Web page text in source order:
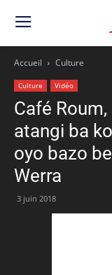
Accueil Culture
Culture Vidéo
Café
atangi ba
oyo bazo
Werra
3 juin 2018